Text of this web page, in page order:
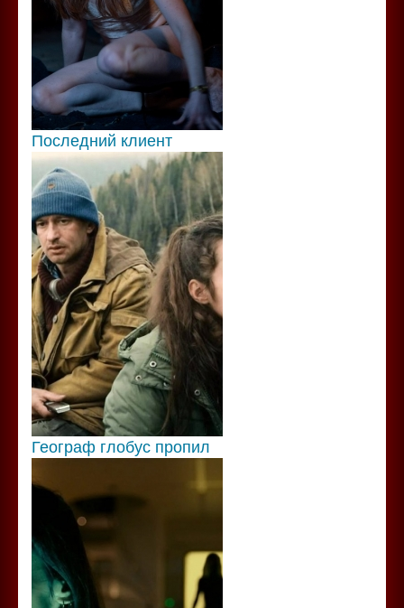
Последний клиент
Географ глобус пропил